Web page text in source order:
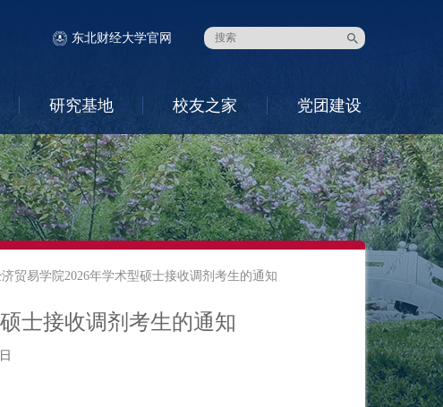
东北财经大学官网
研究基地 校友之家 党团建设
济贸易学院2026年学术型硕士接收调剂考生的通知
士接收调剂考生的通知